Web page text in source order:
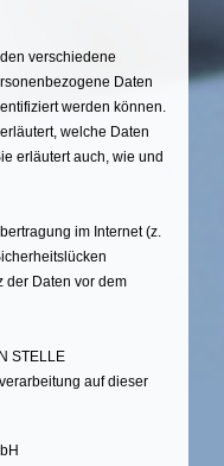
verschiedene
Daten
werden können.
welche Daten
erläutert auch, wie und
im Internet (z.
der Daten vor dem
STELLE
auf dieser